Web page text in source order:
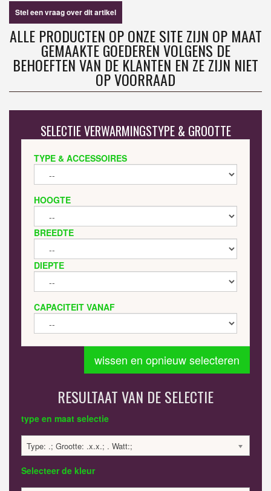
Stel een vraag over dit artikel
ALLE PRODUCTEN OP ONZE SITE ZIJN OP MAAT
GEMAAKTE GOEDEREN VOLGENS DE
BEHOEFTEN VAN DE KLANTEN EN ZE ZIJN NIET
OP VOORRAAD
SELECTIE VERWARMINGSTYPE & GROOTTE
TYPE & ACCESSOIRES
HOOGTE
BREEDTE
DIEPTE
CAPACITEIT VANAF
wissen en opnieuw selecteren
RESULTAAT VAN DE SELECTIE
type en maat selectie
Type: .; Grootte: .x.x.; . Watt:;
Selecteer de kleur